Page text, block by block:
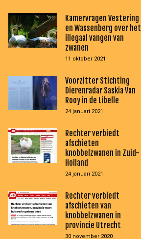
Kamervragen Vestering
en Wassenberg over het
illegaal vangen van
zwanen
11 oktober 2021
Voorzitter Stichting
Dierenradar Saskia Van
Rooy in de Libelle
24 januari 2021
Rechter verbiedt
afschieten
knobbelzwanen in Zuid-
Holland
24 januari 2021
Rechter verbiedt
afschieten van
knobbelzwanen in
provincie Utrecht
30 november 2020